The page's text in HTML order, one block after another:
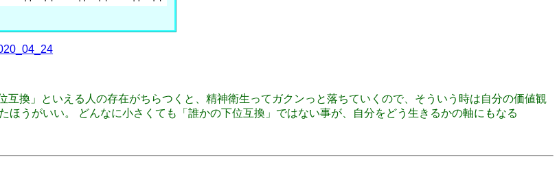
互換」といえる人の存在がちらつくと、精神衛生ってガクンっと落ちていくので、そういう時は自分の価値観
うがいい。 どんなに小さくても「誰かの下位互換」ではない事が、自分をどう生きるかの軸にもなる